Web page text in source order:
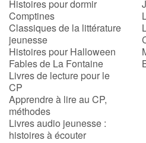
Médiathèques
Vidéos & Tutoriaux
Blog
Actualités
Histoires pour dormir
Comptines
Classiques de la littérature
jeunesse
Histoires pour Halloween
Fables de La Fontaine
Livres de lecture pour le
CP
Apprendre à lire au CP,
méthodes
Livres audio jeunesse :
histoires à écouter